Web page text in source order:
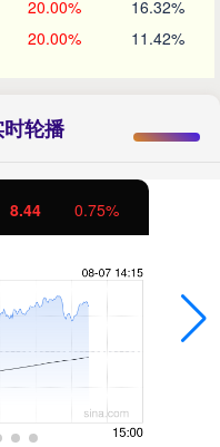
20.00% 16.32%
20.00% 11.42%
轮播
25.02 0.71%